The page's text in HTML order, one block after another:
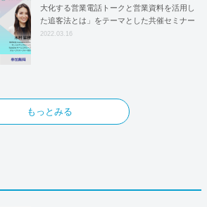
大化する営業電話トークと営業資料を活用し
た追客法とは」をテーマとした共催セミナー
を開催！
2022.03.16
もっとみる